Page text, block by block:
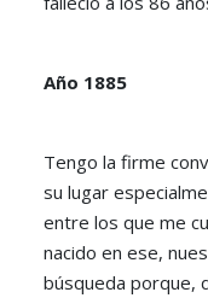
Año 1885
Tengo la firme
su lugar
entre los que me
nacido en ese,
búsqueda porque,